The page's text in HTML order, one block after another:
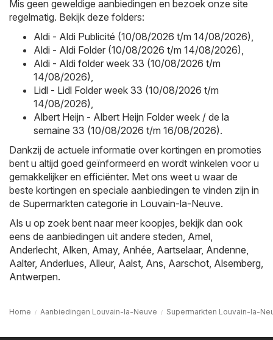
Mis geen geweldige aanbiedingen en bezoek onze site
regelmatig. Bekijk deze folders:
Aldi - Aldi Publicité (10/08/2026 t/m 14/08/2026),
Aldi - Aldi Folder (10/08/2026 t/m 14/08/2026),
Aldi - Aldi folder week 33 (10/08/2026 t/m
14/08/2026),
Lidl - Lidl Folder week 33 (10/08/2026 t/m
14/08/2026),
Albert Heijn - Albert Heijn Folder week / de la
semaine 33 (10/08/2026 t/m 16/08/2026).
Dankzij de actuele informatie over kortingen en promoties
bent u altijd goed geïnformeerd en wordt winkelen voor u
gemakkelijker en efficiënter. Met ons weet u waar de
beste kortingen en speciale aanbiedingen te vinden zijn in
de Supermarkten categorie in Louvain-la-Neuve.
Als u op zoek bent naar meer koopjes, bekijk dan ook
eens de aanbiedingen uit andere steden, Amel,
Anderlecht, Alken, Amay, Anhée, Aartselaar, Andenne,
Aalter, Anderlues, Alleur, Aalst, Ans, Aarschot, Alsemberg,
Antwerpen.
Home Aanbiedingen Louvain-la-Neuve Supermarkten Louvain-la-